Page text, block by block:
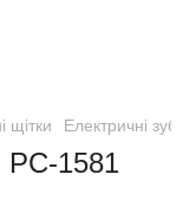
щітки Електричні
PC-1581